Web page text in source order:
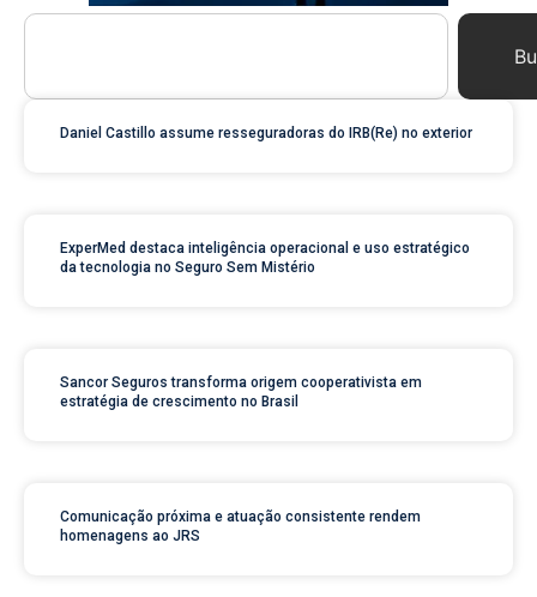
Daniel Castillo assume resseguradoras do IRB(Re) no exterior
ExperMed destaca inteligência operacional e uso estratégico
da tecnologia no Seguro Sem Mistério
Sancor Seguros transforma origem cooperativista em
estratégia de crescimento no Brasil
Comunicação próxima e atuação consistente rendem
homenagens ao JRS